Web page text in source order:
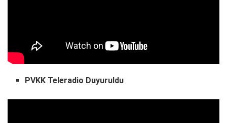
PVKK Teleradio Duyuruldu